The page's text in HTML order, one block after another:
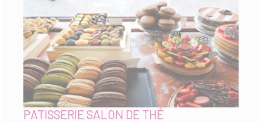
PATISSERIE SALON DE THÉ